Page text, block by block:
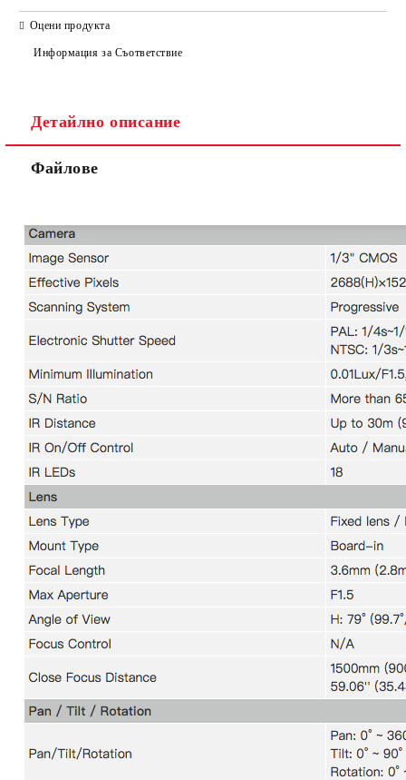
Ние ще се свържем с вас в рамките на работния ден.
Оцени продукта
Информация за Съответствие
Детайлно описание
Файлове